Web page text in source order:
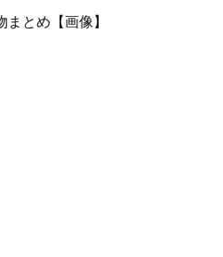
とめ【画像】